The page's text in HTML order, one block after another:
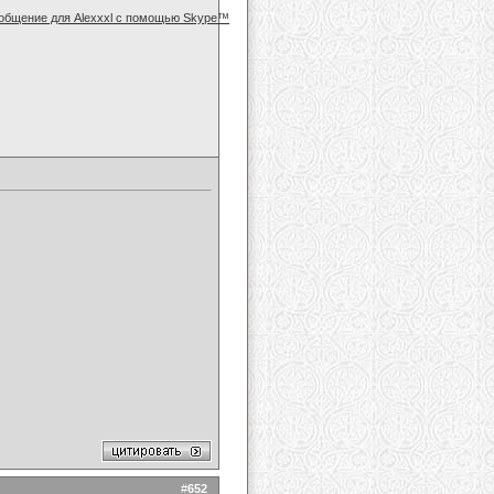
#652